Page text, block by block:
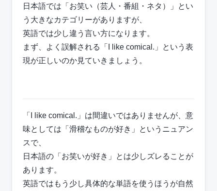
日本語では「お笑い（芸人・番組・ネタ）」とい
う大きなカテゴリーがありますが、
英語では少し違う言い方になります。
まず、よく誤解される「I like comical.」という表
現が正しいのか見ていきましょう。
「I like comical.」は間違いではありませんが、意
味としては「滑稽なものが好き」というニュアン
スで、
日本語の「お笑いが好き」とは少しズレることが
あります。
英語ではもう少し具体的な単語を使うほうが自然